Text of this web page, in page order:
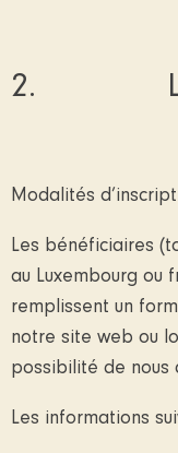
2. Les
Modalités
Les bénéficiaires
au Luxembourg ou
remplissent un
notre site web ou
possibilité de nous
Les informations